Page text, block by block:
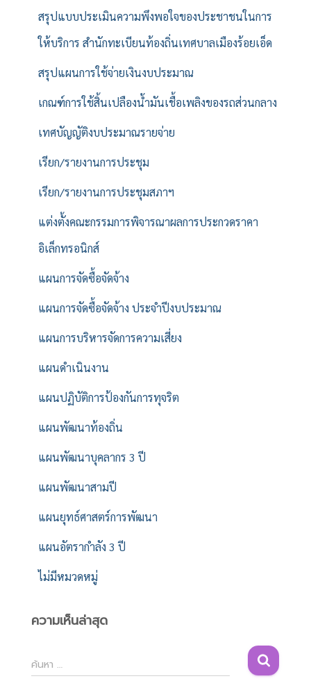
สรุปแบบประเมินความพึงพอใจของประชาชนในการ
ให้บริการ สำนักทะเบียนท้องถิ่นเทศบาลเมืองร้อยเอ็ด
สรุปแผนการใช้จ่ายเงินงบประมาณ
เกณฑ์การใช้สิ้นเปลืองน้ำมันเชื้อเพลิงของรถส่วนกลาง
เทศบัญญัติงบประมาณรายจ่าย
เรียก/รายงานการประชุม
เรียก/รายงานการประชุมสภาฯ
แต่งตั้งคณะกรรมการพิจารณาผลการประกวดราคา
อิเล็กทรอนิกส์
แผนการจัดซื้อจัดจ้าง
แผนการจัดซื้อจัดจ้าง ประจำปีงบประมาณ
แผนการบริหารจัดการความเสี่ยง
แผนดำเนินงาน
แผนปฏิบัติการป้องกันการทุจริต
แผนพัฒนาท้องถิ่น
แผนพัฒนาบุคลากร 3 ปี
แผนพัฒนาสามปี
แผนยุทธ์ศาสตร์การพัฒนา
แผนอัตรากำลัง 3 ปี
ไม่มีหมวดหมู่
ความเห็นล่าสุด
ค้
น
ค้นหา …